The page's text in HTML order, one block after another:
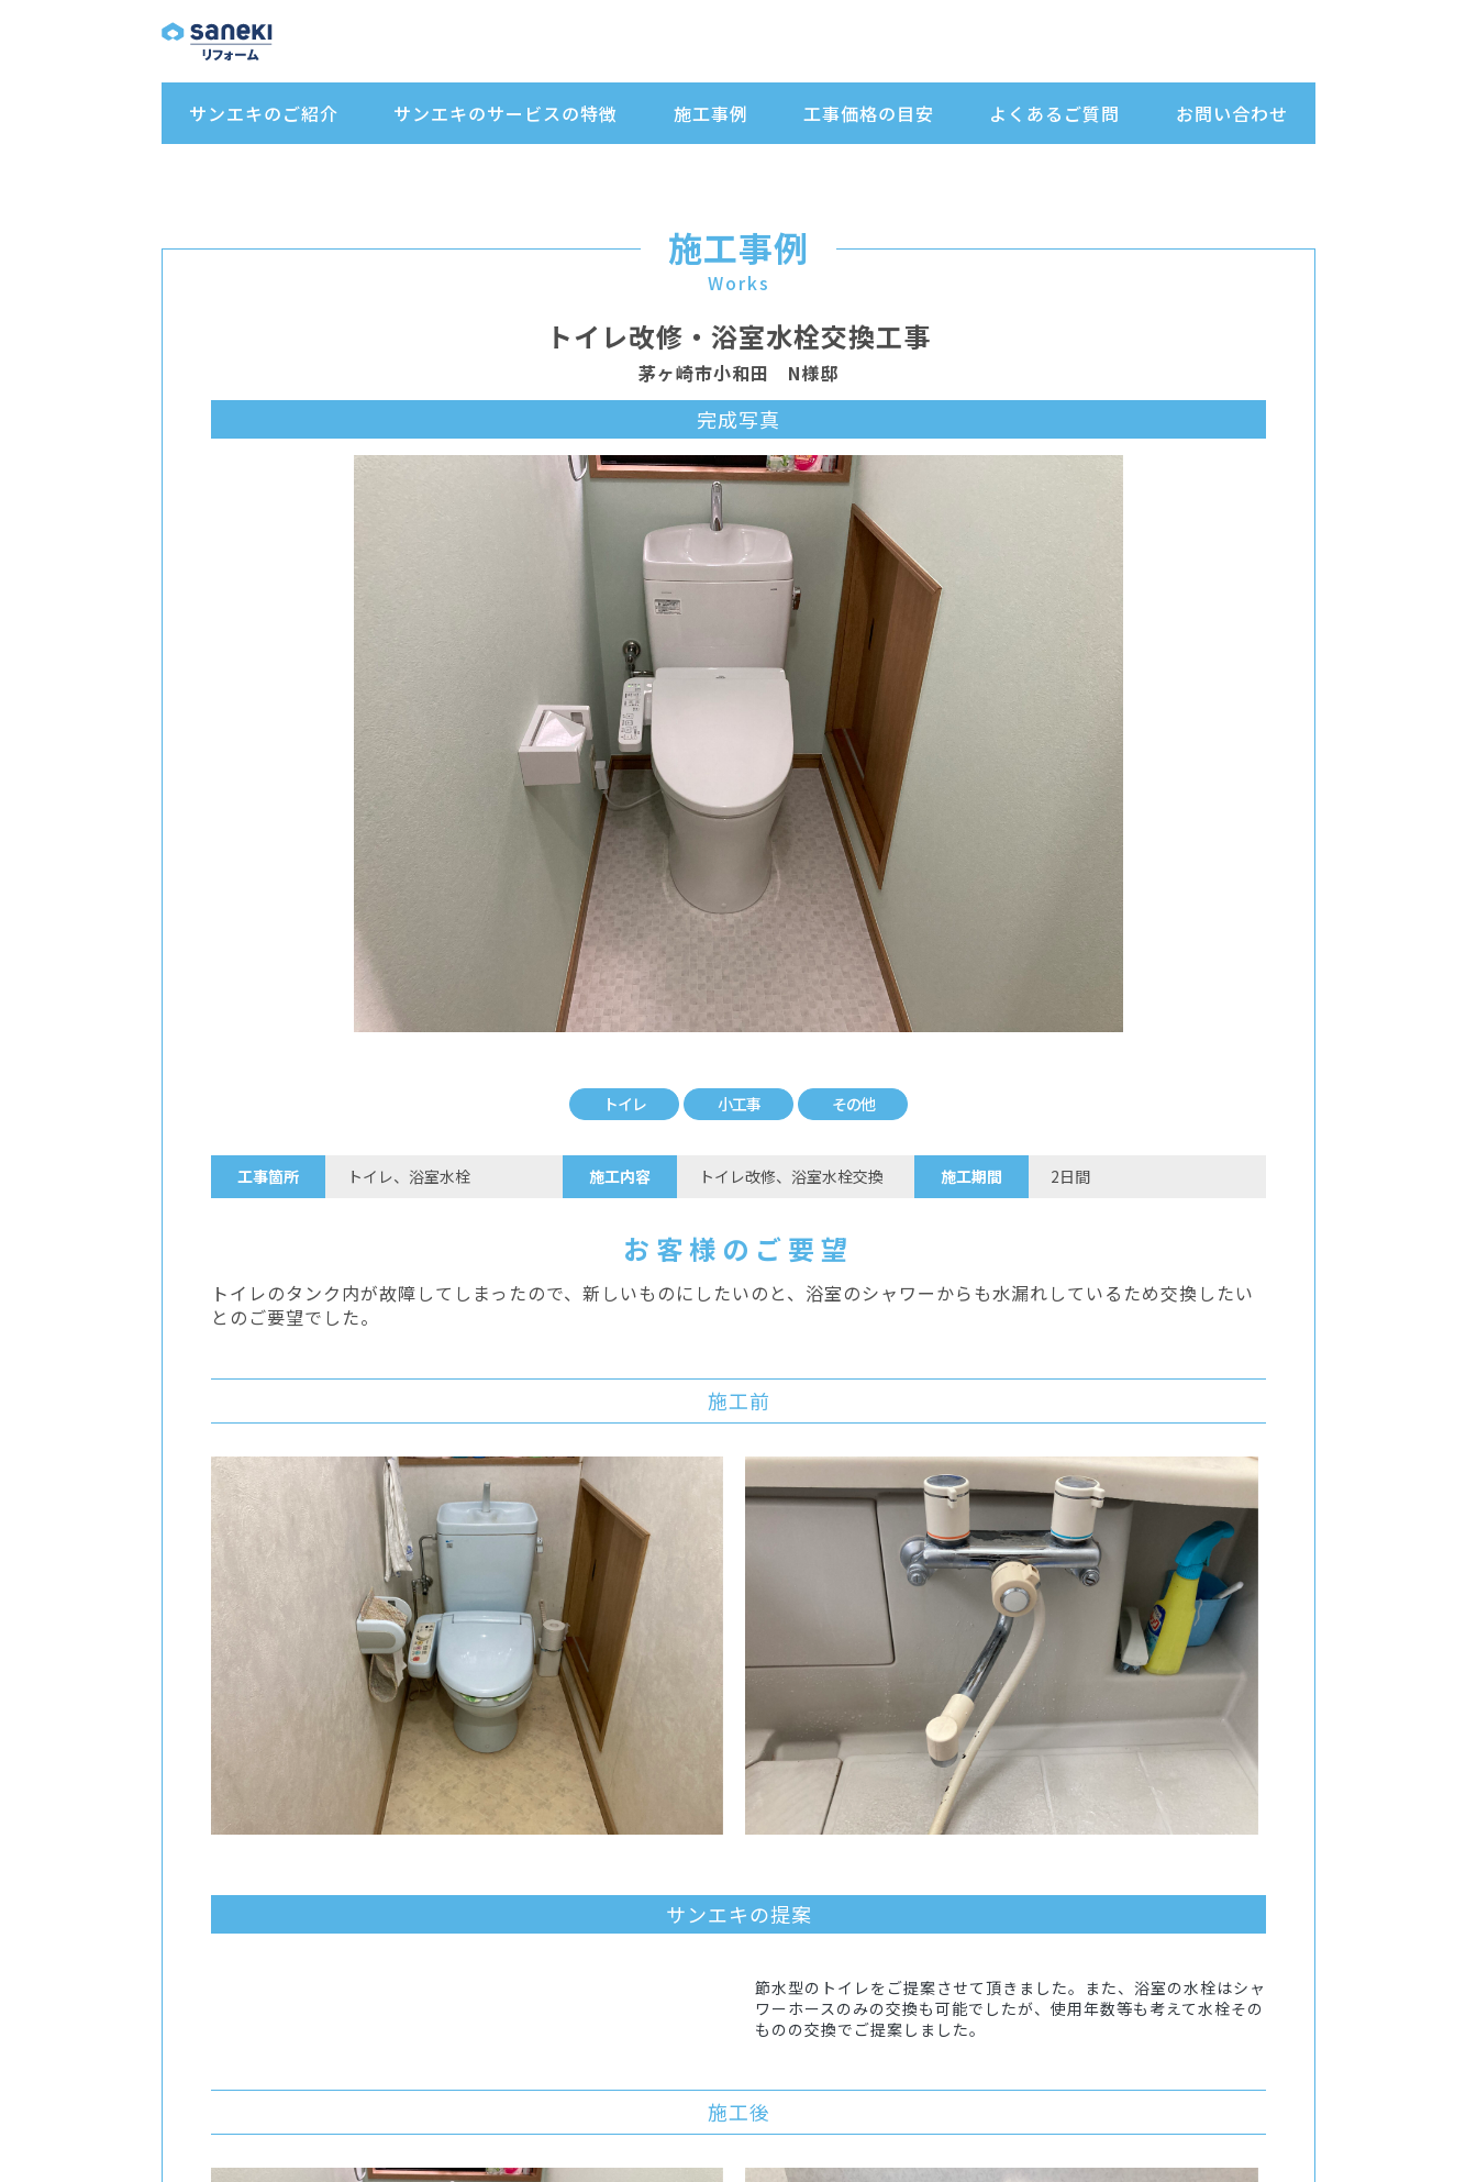
サンエキのご紹介 サンエキのサービスの特徴 施工事例 工事価格の目安 よくあるご質問 お問い合わせ
施工事例
Works
トイレ改修・浴室水栓交換工事
茅ヶ崎市小和田 N様邸
完成写真
トイレ 小工事 その他
工事箇所 トイレ、浴室水栓 施工内容 トイレ改修、浴室水栓交換 施工期間 2日間
お客様のご要望
トイレのタンク内が故障してしまったので、新しいものにしたいのと、浴室のシャワーからも水漏れしているため交換したい
とのご要望でした。
施工前
サンエキの提案
節水型のトイレをご提案させて頂きました。また、浴室の水栓はシャ
ワーホースのみの交換も可能でしたが、使用年数等も考えて水栓その
ものの交換でご提案しました。
施工後